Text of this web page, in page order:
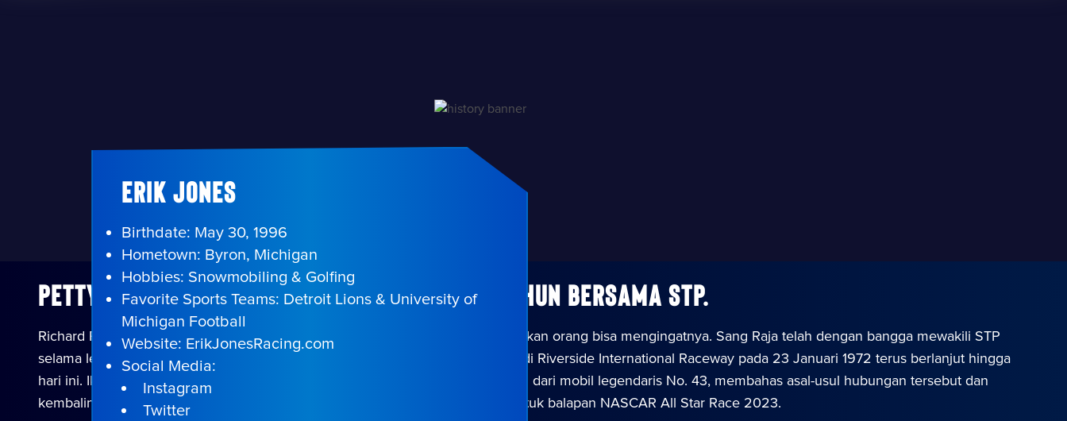
ERIK JONES
Birthdate: May 30, 1996
Hometown: Byron, Michigan
Hobbies: Snowmobiling & Golfing
Favorite Sports Teams: Detroit Lions & University of
Michigan Football
Website: ErikJonesRacing.com
Social Media:
Instagram
Twitter
Petty dan Jones mengenang lebih dari 50 tahun bersama STP.
Richard Petty dan STP telah menjadi nama yang tak terpisahkan sejak kebanyakan orang bisa mengingatnya. Sang Raja telah dengan bangga mewakili STP
selama lebih dari 50 tahun, dan hubungan yang dimulai dengan kemenangan di Riverside International Raceway pada 23 Januari 1972 terus berlanjut hingga
hari ini. Ikuti perjalanan nostalgia saat Richard dan Erik Jones, pembalap saat ini dari mobil legendaris No. 43, membahas asal-usul hubungan tersebut dan
kembalinya NASCAR yang dinanti-nantikan ke North Wilkesboro Speedway untuk balapan NASCAR All Star Race 2023.